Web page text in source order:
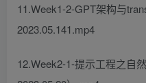
11.Week1-2-GPT架构与
2023.05.141.mp4
12.Week2-1-提示工程之自